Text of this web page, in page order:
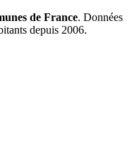
de France. Données
depuis 2006.